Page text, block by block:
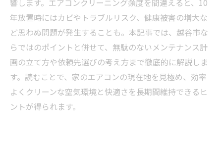
響します。エアコンクリーニング頻度を間違えると、10
年放置時にはカビやトラブルリスク、健康被害の増大な
ど思わぬ問題が発生することも。本記事では、越谷市な
らではのポイントと併せて、無駄のないメンテナンス計
画の立て方や依頼先選びの考え方まで徹底的に解説しま
す。読むことで、家のエアコンの現在地を見極め、効率
よくクリーンな空気環境と快適さを長期間維持できるヒ
ントが得られます。